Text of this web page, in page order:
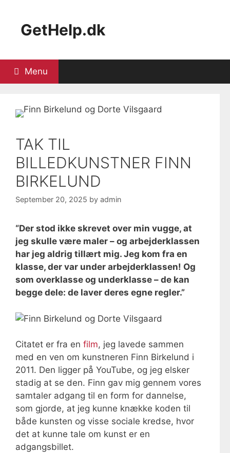
contentGetHelp.dk
Menu
TAK TIL
BILLEDKUNSTNER FINN
BIRKELUND
September 20, 2025 by admin
“Der stod ikke skrevet over min vugge, at
jeg skulle være maler – og arbejderklassen
har jeg aldrig tillært mig. Jeg kom fra en
klasse, der var under arbejderklassen! Og
som overklasse og underklasse – de kan
begge dele: de laver deres egne regler.”
Citatet er fra en film, jeg lavede sammen
med en ven om kunstneren Finn Birkelund i
2011. Den ligger på YouTube, og jeg elsker
stadig at se den. Finn gav mig gennem vores
samtaler adgang til en form for dannelse,
som gjorde, at jeg kunne knække koden til
både kunsten og visse sociale kredse, hvor
det at kunne tale om kunst er en
adgangsbillet.